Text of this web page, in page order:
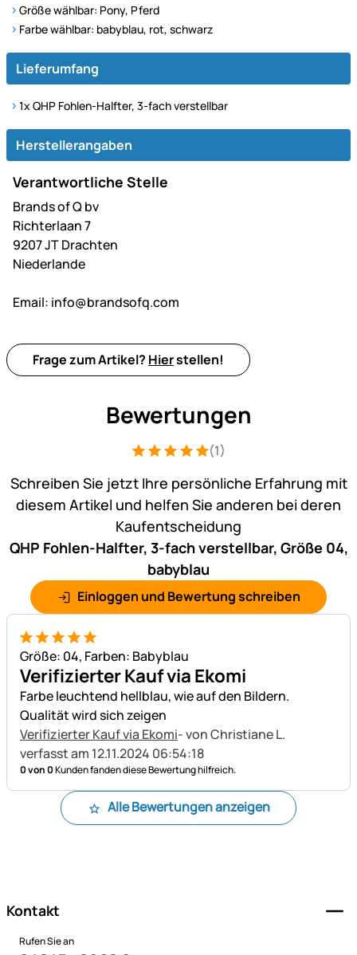
Größe wählbar: Pony, Pferd
Farbe wählbar: babyblau, rot, schwarz
Lieferumfang
1x QHP Fohlen-Halfter, 3-fach verstellbar
Herstellerangaben
Verantwortliche Stelle
Brands of Q bv
Richterlaan 7
9207 JT Drachten
Niederlande
Email: info@brandsofq.com
Frage zum Artikel? Hierstellen!
Bewertungen
Bewertung: 5 von 5 (1 Bewertungen)
1 Bewertung(1)
Schreiben Sie jetzt Ihre persönliche Erfahrung mit
diesem Artikel und helfen Sie anderen bei deren
Kaufentscheidung
QHP Fohlen-Halfter, 3-fach verstellbar, Größe 04,
babyblau
Einloggen und Bewertung schreiben
5 von 5
Größe: 04, Farben: Babyblau
Verifizierter Kauf via Ekomi
Farbe leuchtend hellblau, wie auf den Bildern.
Qualität wird sich zeigen
Verifizierter Kauf via Ekomi- von Christiane L.
verfasst am 12.11.2024 06:54:18
0 von 0Kunden fanden diese Bewertung hilfreich.
Alle Bewertungen anzeigen
Kontakt
Rufen Sie an